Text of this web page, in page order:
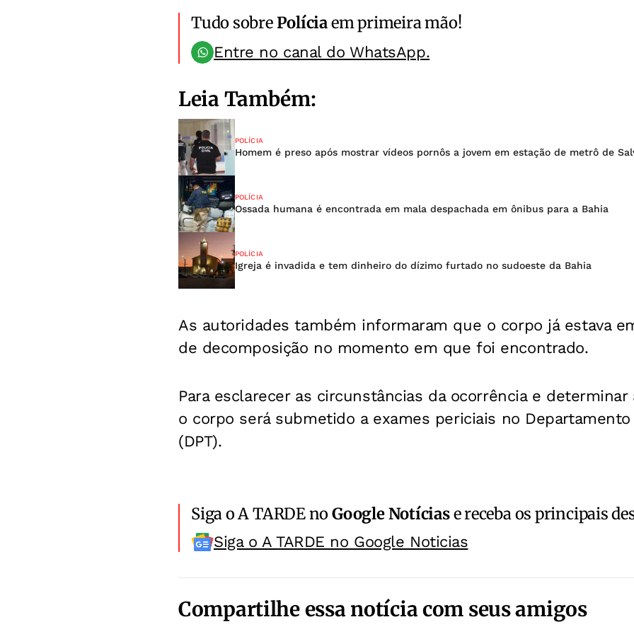
Tudo sobre Políciaem primeira mão!
Entre no canal do WhatsApp.
Leia Também:
POLÍCIA
Homem é preso após mostrar vídeos pornôs a jovem em estação de metrô de
POLÍCIA
Ossada humana é encontrada em mala despachada em ônibus para a Bahia
POLÍCIA
Igreja é invadida e tem dinheiro do dízimo furtado no sudoeste da Bahia
As autoridades também informaram que o corpo já estava
de decomposição no momento em que foi encontrado.
Para esclarecer as circunstâncias da ocorrência e determinar
o corpo será submetido a exames periciais no Departamento
(DPT).
Siga o A TARDE noGoogle Notíciase receba os principais
Siga o A TARDE no Google Noticias
Compartilhe essa notícia com seus amigos